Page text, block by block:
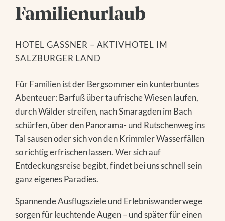
HOTEL GASSNER – AKTIVHOTEL IM
SALZBURGER LAND
Familienurlaub
Für Familien ist der Bergsommer ein kunterbuntes
Abenteuer: Barfuß über taufrische Wiesen laufen,
durch Wälder streifen, nach Smaragden im Bach
schürfen, über den Panorama- und Rutschenweg ins
Tal sausen oder sich von den Krimmler Wasserfällen
so richtig erfrischen lassen. Wer sich auf
Entdeckungsreise begibt, findet bei uns schnell sein
ganz eigenes Paradies.
Spannende Ausflugsziele und Erlebniswanderwege
sorgen für leuchtende Augen – und später für einen